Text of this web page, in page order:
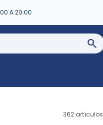
A 20:00
362 artículos